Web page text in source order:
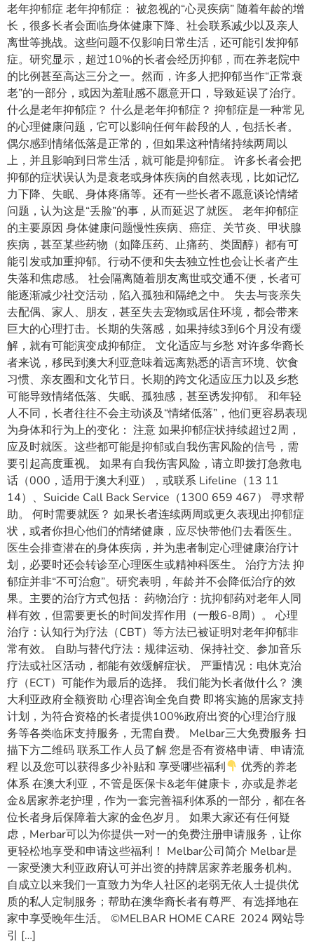
老年抑郁症 老年抑郁症： 被忽视的“心灵疾病” 随着年龄的增
长，很多长者会面临身体健康下降、社会联系减少以及亲人
离世等挑战。这些问题不仅影响日常生活，还可能引发抑郁
症。研究显示，超过10%的长者会经历抑郁，而在养老院中
的比例甚至高达三分之一。然而，许多人把抑郁当作“正常衰
老”的一部分，或因为羞耻感不愿意开口，导致延误了治疗。
什么是老年抑郁症？ 什么是老年抑郁症？ 抑郁症是一种常见
的心理健康问题，它可以影响任何年龄段的人，包括长者。
偶尔感到情绪低落是正常的，但如果这种情绪持续两周以
上，并且影响到日常生活，就可能是抑郁症。 许多长者会把
抑郁的症状误认为是衰老或身体疾病的自然表现，比如记忆
力下降、失眠、身体疼痛等。还有一些长者不愿意谈论情绪
问题，认为这是“丢脸”的事，从而延迟了就医。 老年抑郁症
的主要原因 身体健康问题慢性疾病、癌症、关节炎、甲状腺
疾病，甚至某些药物（如降压药、止痛药、类固醇）都有可
能引发或加重抑郁。行动不便和失去独立性也会让长者产生
失落和焦虑感。 社会隔离随着朋友离世或交通不便，长者可
能逐渐减少社交活动，陷入孤独和隔绝之中。 失去与丧亲失
去配偶、家人、朋友，甚至失去宠物或居住环境，都会带来
巨大的心理打击。长期的失落感，如果持续3到6个月没有缓
解，就有可能演变成抑郁症。 文化适应与乡愁 对许多华裔长
者来说，移民到澳大利亚意味着远离熟悉的语言环境、饮食
习惯、亲友圈和文化节日。长期的跨文化适应压力以及乡愁
可能导致情绪低落、失眠、孤独感，甚至诱发抑郁。 和年轻
人不同，长者往往不会主动谈及“情绪低落”，他们更容易表现
为身体和行为上的变化： 注意 如果抑郁症状持续超过2周，
应及时就医。这些都可能是抑郁或自我伤害风险的信号，需
要引起高度重视。 如果有自我伤害风险，请立即拨打急救电
话（000，适用于澳大利亚），或联系 Lifeline（13 11
14）、Suicide Call Back Service（1300 659 467） 寻求帮
助。 何时需要就医？ 如果长者连续两周或更久表现出抑郁症
状，或者你担心他们的情绪健康，应尽快带他们去看医生。
医生会排查潜在的身体疾病，并为患者制定心理健康治疗计
划，必要时还会转诊至心理医生或精神科医生。 治疗方法 抑
郁症并非“不可治愈”。研究表明，年龄并不会降低治疗的效
果。主要的治疗方式包括： 药物治疗：抗抑郁药对老年人同
样有效，但需要更长的时间发挥作用（一般6-8周）。 心理
治疗：认知行为疗法（CBT）等方法已被证明对老年抑郁非
常有效。 自助与替代疗法：规律运动、保持社交、参加音乐
疗法或社区活动，都能有效缓解症状。 严重情况：电休克治
疗（ECT）可能作为最后的选择。 我们能为长者做什么？ 澳
大利亚政府全额资助 心理咨询全免自费 即将实施的居家支持
计划，为符合资格的长者提供100%政府出资的心理治疗服
务等各类临床支持服务，无需自费。 Melbar三大免费服务 扫
描下方二维码 联系工作人员了解 您是否有资格申请、申请流
程 以及您可以获得多少补贴和 享受哪些福利
优秀的养老
体系 在澳大利亚，不管是医保卡&老年健康卡，亦或是养老
金&居家养老护理，作为一套完善福利体系的一部分，都在各
位长者身后保障着大家的金色岁月。 如果大家还有任何疑
虑，Merbar可以为你提供一对一的免费注册申请服务，让你
更轻松地享受和申请这些福利！ Melbar公司简介 Melbar是
一家受澳大利亚政府认可并出资的持牌居家养老服务机构。
自成立以来我们一直致力为华人社区的老弱无依人士提供优
质的私人定制服务；帮助在澳华裔长者有尊严、有选择地在
家中享受晚年生活。 ©MELBAR HOME CARE 2024 网站导
引 […]